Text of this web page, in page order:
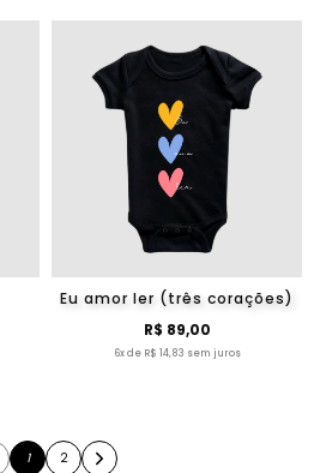
Eu amor ler (três corações)
R$ 89,00
6x de R$ 14,83 sem juros
1 2